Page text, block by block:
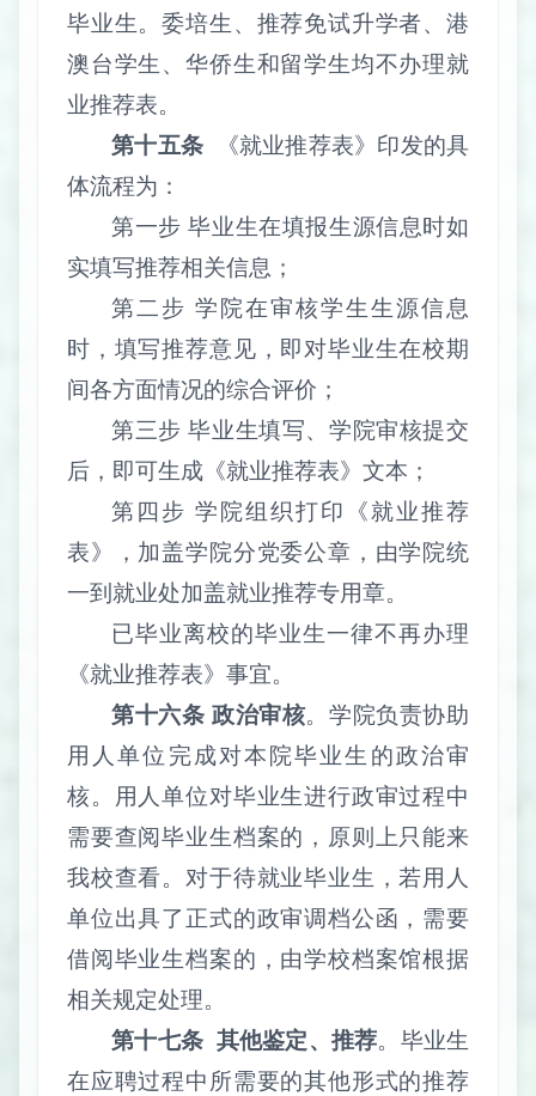
毕业生。委培生、推荐免试升学者、港
澳台学生、华侨生和留学生均不办理就
业推荐表。
第十五条
《就业推荐表》印发的具
体流程为：
第一步 毕业生在填报生源信息时如
实填写推荐相关信息；
第二步 学院在审核学生生源信息
时，填写推荐意见，即对毕业生在校期
间各方面情况的综合评价；
第三步 毕业生填写、学院审核提交
后，即可生成《就业推荐表》文本；
第四步 学院组织打印《就业推荐
表》，加盖学院分党委公章，由学院统
一到就业处加盖就业推荐专用章。
已毕业离校的毕业生一律不再办理
《就业推荐表》事宜。
第十六条 政治审核。学院负责协助
用人单位完成对本院毕业生的政治审
核。用人单位对毕业生进行政审过程中
需要查阅毕业生档案的，原则上只能来
我校查看。对于待就业毕业生，若用人
单位出具了正式的政审调档公函，需要
借阅毕业生档案的，由学校档案馆根据
相关规定处理。
第十七条 其他鉴定、推荐。毕业生
在应聘过程中所需要的其他形式的推荐